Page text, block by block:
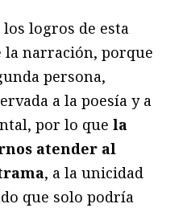
logros de esta
la narración, porque
persona,
a la poesía y a
por lo que la
atender al
, a la unicidad
que solo podría